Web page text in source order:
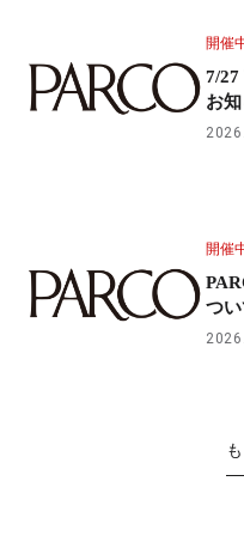
開催
7/
お
開催
つい